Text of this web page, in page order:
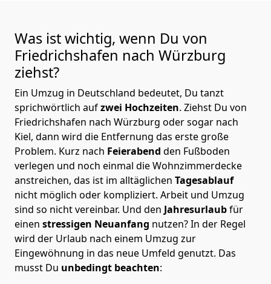
Was ist wichtig, wenn Du von
Friedrichshafen nach Würzburg
ziehst?
Ein Umzug in Deutschland bedeutet, Du tanzt
sprichwörtlich aufzwei Hochzeiten. Ziehst Du von
Friedrichshafen nach Würzburg oder sogar nach
Kiel, dann wird die Entfernung das erste große
Problem. Kurz nach Feierabend den Fußboden
verlegen und noch einmal die Wohnzimmerdecke
anstreichen, das ist im alltäglichen Tagesablauf
nicht möglich oder kompliziert. Arbeit und Umzug
sind so nicht vereinbar. Und den Jahresurlaubfür
einen stressigen Neuanfang nutzen? In der Regel
wird der Urlaub nach einem Umzug zur
Eingewöhnung in das neue Umfeld genutzt. Das
musst Du unbedingt beachten: